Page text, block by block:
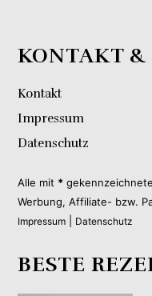
KONTAKT &
Kontakt
Impressum
Datenschutz
Alle mit *
Werbung, Affiliate- bzw.
Impressum Datenschutz
BESTE